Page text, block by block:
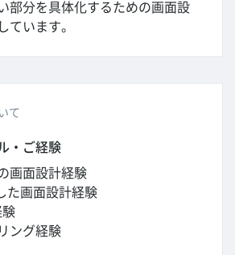
部分を具体化するための画面設
ています。
て
・ご経験
画面設計経験
た画面設計経験
験
ング経験